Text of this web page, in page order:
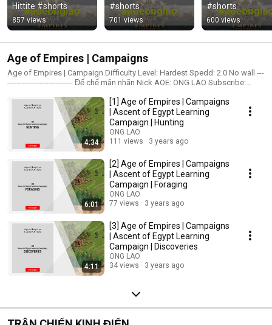
Hittite #shorts
857 views
#shorts
701 views
#shorts
600 views
Age of Empires | Campaigns
​Age of Empires | Campaign Difficulty Level: Hardest Spedd: 2.0 No wall ---
--------------------------- Đế chế mãn nhãn Nick AOE: ONG LAO Subscribe:
4:34
[1] Age of Empires | Campaigns
| Ascent of Egypt Learning
Campaign | Hunting
ONG LAO
111 views
3 years ago
6:01
[2] Age of Empires | Campaigns
| Ascent of Egypt Learning
Campaign | Foraging
ONG LAO
77 views
3 years ago
4:11
[3] Age of Empires | Campaigns
| Ascent of Egypt Learning
Campaign | Discoveries
ONG LAO
34 views
3 years ago